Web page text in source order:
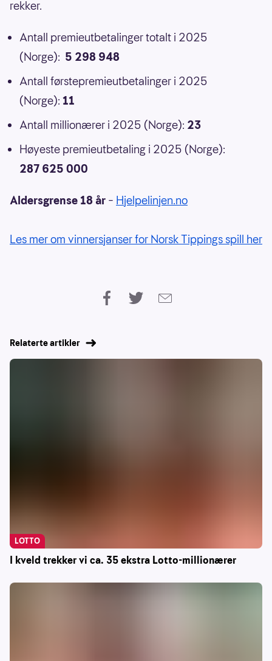
rekker.
Antall premieutbetalinger totalt i 2025
(Norge): 5 298 948
Antall førstepremieutbetalinger i 2025
(Norge): 11
Antall millionærer i 2025 (Norge): 23
Høyeste premieutbetaling i 2025 (Norge):
287 625 000
Aldersgrense 18 år – Hjelpelinjen.no
Les mer om vinnersjanser for Norsk Tippings spill her
Relaterte artikler
I kveld trekker vi ca. 35 ekstra Lotto-millionærer
LOTTO